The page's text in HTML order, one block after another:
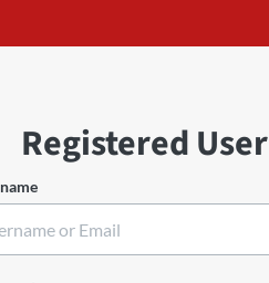
Registered User